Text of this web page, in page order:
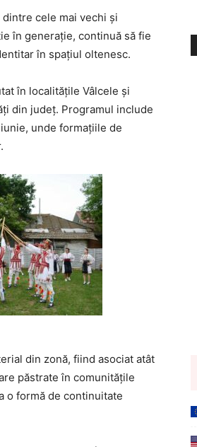
cele mai vechi și
în generație, continuă să fie
în spațiul oltenesc.
în localitățile Vâlcele și
din județ. Programul include
unde formațiile de
din zonă, fiind asociat atât
păstrate în comunitățile
o formă de continuitate